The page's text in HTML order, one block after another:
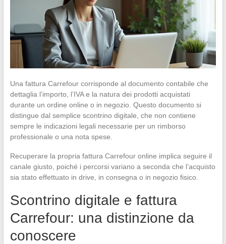
Una fattura Carrefour corrisponde al documento contabile che
dettaglia l’importo, l’IVA e la natura dei prodotti acquistati
durante un ordine online o in negozio. Questo documento si
distingue dal semplice scontrino digitale, che non contiene
sempre le indicazioni legali necessarie per un rimborso
professionale o una nota spese.
Recuperare la propria fattura Carrefour online implica seguire il
canale giusto, poiché i percorsi variano a seconda che l’acquisto
sia stato effettuato in drive, in consegna o in negozio fisico.
Scontrino digitale e fattura
Carrefour: una distinzione da
conoscere